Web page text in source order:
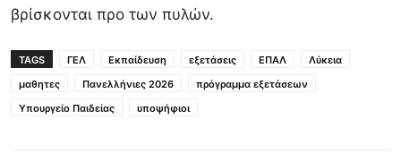
βρίσκονται προ των πυλών.
TAGS ΓΕΛ Εκπαίδευση εξετάσεις ΕΠΑΛ
Λύκεια
μαθητες
Πανελλήνιες 2026
πρόγραμμα εξετάσεων
Υπουργείο Παιδείας
υποψήφιοι